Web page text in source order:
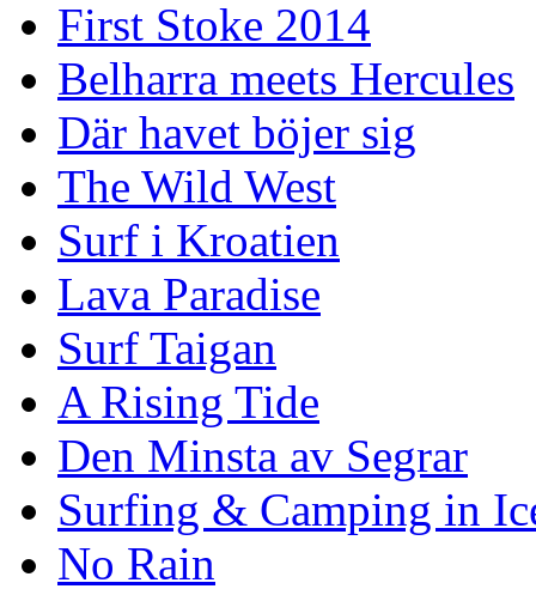
First Stoke 2014
Belharra meets Hercules
Där havet böjer sig
The Wild West
Surf i Kroatien
Lava Paradise
Surf Taigan
A Rising Tide
Den Minsta av Segrar
Surfing & Camping in
No Rain